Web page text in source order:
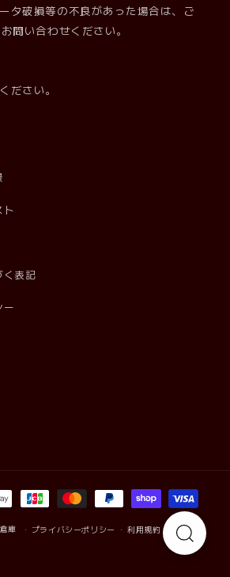
タ破損等の不良があった場合は、ご
問い合わせください。
ださい。
ト
く表記
ー
庫 プライバシーポリシー 利用規約